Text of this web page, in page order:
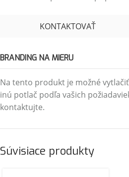
KONTAKTOVAŤ
BRANDING NA MIERU
Na tento produkt je možné
inú potlač podľa vašich
kontaktujte.
Súvisiace produkty